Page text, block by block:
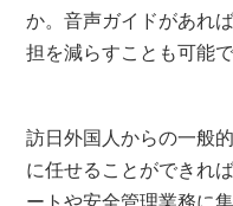
か。音声ガイドがあれ
担を減らすことも可能で
訪日外国人からの一般
に任せることができれ
ートや安全管理業務に